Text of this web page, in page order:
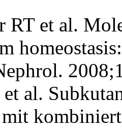
RT et al.
al.